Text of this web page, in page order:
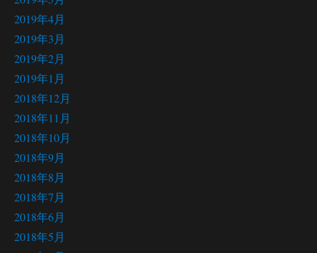
2019年4月
2019年3月
2019年2月
2019年1月
2018年12月
2018年11月
2018年10月
2018年9月
2018年8月
2018年7月
2018年6月
2018年5月